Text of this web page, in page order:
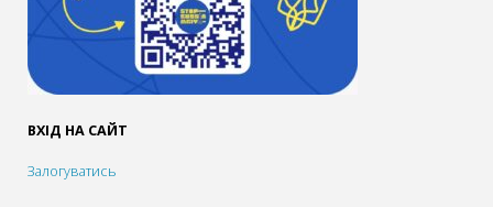
ВХІД НА САЙТ
Залогуватись